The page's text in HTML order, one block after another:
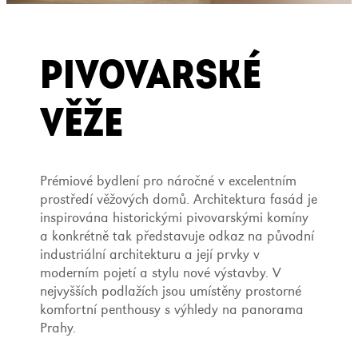
PIVOVARSKÉ
VĚŽE
Prémiové bydlení pro náročné v excelentním
prostředí věžových domů. Architektura fasád je
inspirována historickými pivovarskými komíny
a konkrétně tak představuje odkaz na původní
industriální architekturu a její prvky v
moderním pojetí a stylu nové výstavby. V
nejvyšších podlažích jsou umístěny prostorné
komfortní penthousy s výhledy na panorama
Prahy.